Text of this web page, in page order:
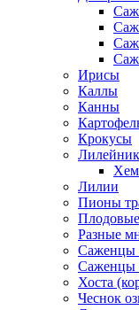
Ирисы
Каллы
Канны
Крокусы
Лилии
Пионы
Плодовые
Разные
Саженцы
Саженцы
Хоста
Чеснок